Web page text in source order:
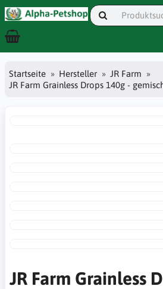
Startseite Hersteller
JR Farm
JR Farm Grainless Drops 140g -
JR Farm Grainless